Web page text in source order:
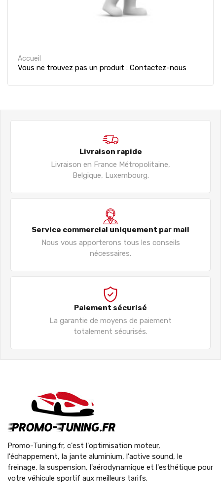
Accueil
Vous ne trouvez pas un produit : Contactez-nous
Livraison rapide
Livraison en France Métropolitaine,
Belgique, Luxembourg.
Service commercial uniquement par mail
Nous vous apporterons tous les conseils
nécessaires.
Paiement sécurisé
La garantie de moyens de paiement
totalement sécurisés.
Promo-Tuning.fr, c'est l'optimisation moteur,
l'échappement, la jante aluminium, l'active sound, le
freinage, la suspension, l'aérodynamique et l'esthétique pour
votre véhicule sportif aux meilleurs tarifs.